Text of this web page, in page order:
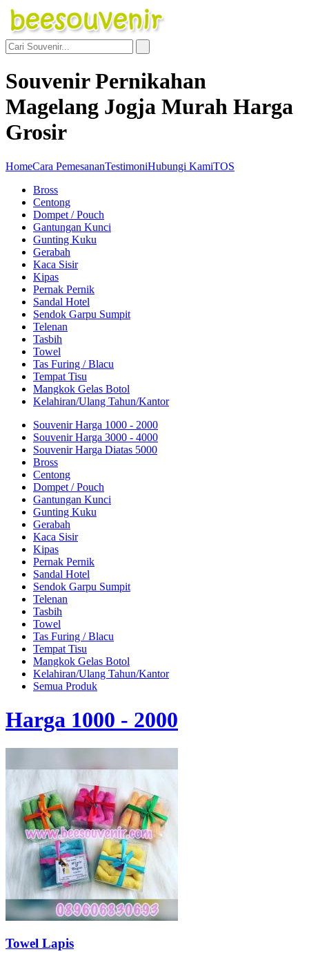
Souvenir Pernikahan
Magelang Jogja Murah Harga
Grosir
HomeCara PemesananTestimoniHubungi KamiTOS
Bross
Centong
Dompet / Pouch
Gantungan Kunci
Gunting Kuku
Gerabah
Kaca Sisir
Kipas
Pernak Pernik
Sandal Hotel
Sendok Garpu Sumpit
Telenan
Tasbih
Towel
Tas Furing / Blacu
Tempat Tisu
Mangkok Gelas Botol
Kelahiran/Ulang Tahun/Kantor
Souvenir Harga 1000 - 2000
Souvenir Harga 3000 - 4000
Souvenir Harga Diatas 5000
Bross
Centong
Dompet / Pouch
Gantungan Kunci
Gunting Kuku
Gerabah
Kaca Sisir
Kipas
Pernak Pernik
Sandal Hotel
Sendok Garpu Sumpit
Telenan
Tasbih
Towel
Tas Furing / Blacu
Tempat Tisu
Mangkok Gelas Botol
Kelahiran/Ulang Tahun/Kantor
Semua Produk
Harga 1000 - 2000
Towel Lapis